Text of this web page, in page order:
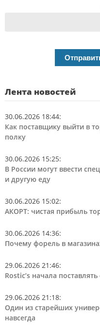
Лента новостей
30.06.2026 18:44:
Как поставщику выйти в
полку
30.06.2026 15:25:
В России могут ввести
и другую еду
30.06.2026 15:02:
АКОРТ: чистая прибыль
30.06.2026 14:36:
Почему форель в
29.06.2026 21:46:
Rostic’s начала
29.06.2026 21:18:
Один из старейших
навсегда